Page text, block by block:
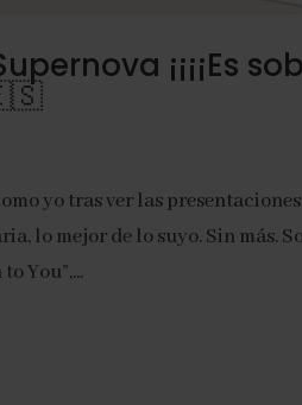
¡¡¡¡Es
yo tras ver las
lo mejor de lo suyo. Sin más.
You”,...